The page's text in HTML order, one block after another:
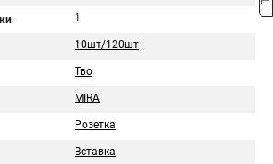
1
10шт/120шт
Тво
MIRA
Розетка
Вставка